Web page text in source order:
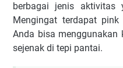
berbagai jenis aktivitas
Mengingat terdapat
Anda bisa menggunakan
sejenak di tepi pantai.